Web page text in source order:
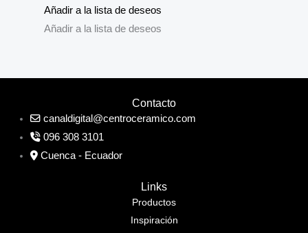
Añadir a la lista de deseos
Añadir a la lista de deseos
Contacto
canaldigital@centroceramico.com
096 308 3101
Cuenca - Ecuador
Links
Productos
Inspiración